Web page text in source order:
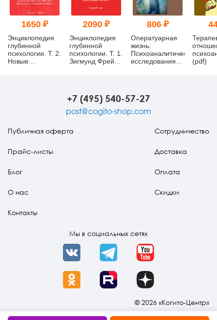
1650 ₽
Энциклопедия
глубинной
психологии. Т. 2.
Новые
Психоаналитическое
Европе
2090 ₽
Энциклопедия
глубинной
психологии. Т. 1.
Зигмунд Фрейд:
806 ₽
Оператуарная
жизнь:
Психоаналитические
исследования
(pdf)
+7 (495) 540-57-27
post@cogito-shop.com
Публичная оферта
Прайс-листы
Блог
О нас
Контакты
Сотрудничество
Доставка
Оплата
Скидки
Мы в социальных сетях
VK Telegram YouTube
OK Rutube Dzen
© 2026 «Когито-Центр»